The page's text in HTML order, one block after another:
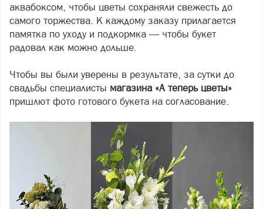
аквабоксом, чтобы цветы сохраняли свежесть до
самого торжества. К каждому заказу прилагается
памятка по уходу и подкормка — чтобы букет
радовал как можно дольше.
Чтобы вы были уверены в результате, за сутки до
свадьбы специалисты магазина «А теперь цветы»
пришлют фото готового букета на согласование.